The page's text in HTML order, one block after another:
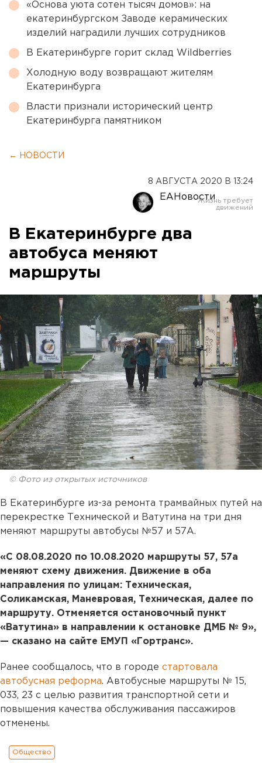
«Основа уюта сотен тысяч домов»: на
екатеринбургском Заводе керамических
изделий наградили лучших сотрудников
В Екатеринбурге горит склад Wildberries
Холодную воду возвращают жителям
Екатеринбурга
Власти признали исторический центр
Екатеринбурга памятником
← НОВОСТИ
8 АВГУСТА 2020 В 13:24
ЕАНовости
В Екатеринбурге два
автобуса меняют
маршруты
© Фото из открытых источников
В Екатеринбурге из-за ремонта трамвайных путей на
перекрестке Технической и Ватутина на три дня
меняют маршруты автобусы №57 и 57А.
«С 08.08.2020 по 10.08.2020 маршруты 57, 57а
меняют схему движения. Движение в оба
направления по улицам: Техническая,
Соликамская, Маневровая, Техническая, далее по
маршруту. Отменяется остановочный пункт
«Ватутина» в направлении к остановке ДМБ № 9»,
— сказано на сайте ЕМУП «Гортранс».
Ранее сообщалось, что в городе стартовала
автобусная реформа. Автобусные маршруты № 15,
033, 23 с целью развития транспортной сети и
повышения качества обслуживания пассажиров
отменены.
Общество